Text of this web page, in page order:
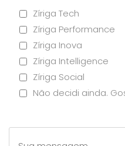
Zíriga Tech
Zíriga Performance
Zíriga Inova
Zíriga Intelligence
Zíriga Social
Não decidi ainda.